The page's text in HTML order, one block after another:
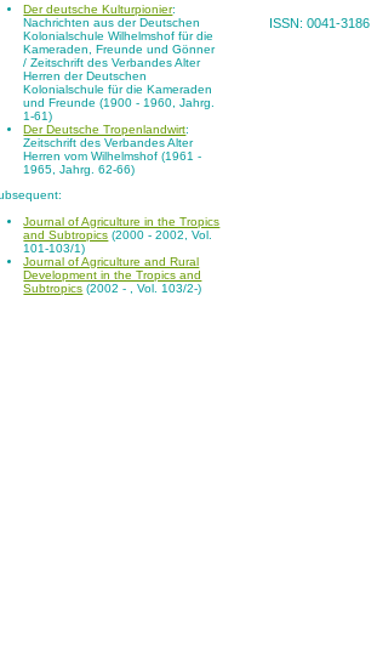
Der deutsche Kulturpionier:
Nachrichten aus der Deutschen
Kolonialschule Wilhelmshof für die
Kameraden, Freunde und Gönner
/ Zeitschrift des Verbandes Alter
Herren der Deutschen
Kolonialschule für die Kameraden
und Freunde (1900 - 1960, Jahrg.
1-61)
Der Deutsche Tropenlandwirt:
Zeitschrift des Verbandes Alter
Herren vom Wilhelmshof (1961 -
1965, Jahrg. 62-66)
Journal of Agriculture in the Tropics
and Subtropics (2000 - 2002, Vol.
101-103/1)
Journal of Agriculture and Rural
Development in the Tropics and
Subtropics (2002 - , Vol. 103/2-)
ISSN: 0041-3186